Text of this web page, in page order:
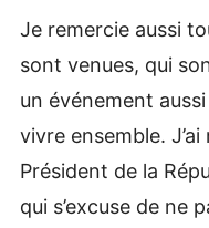
Je remercie aussi
sont venues, qui
un événement
vivre ensemble.
Président de la
qui s’excuse de ne